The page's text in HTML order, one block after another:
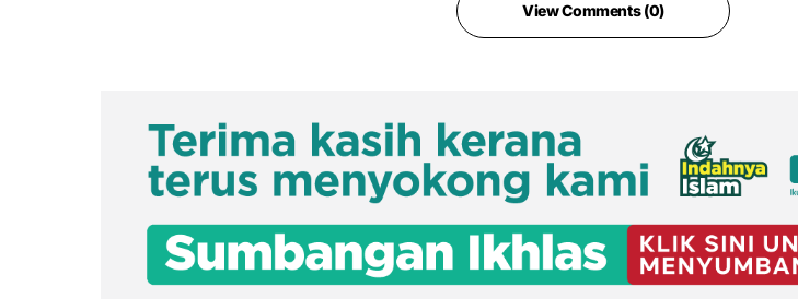
View Comments (0)